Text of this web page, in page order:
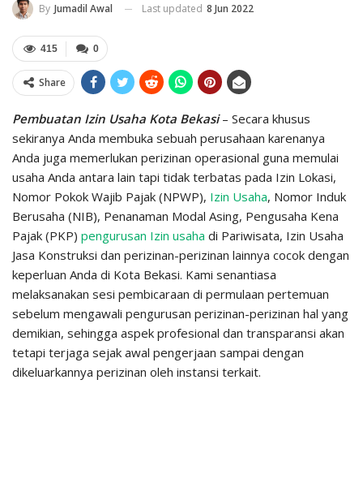
By Jumadil Awal Last updated 8 Jun 2022
0
415
Share
Pembuatan Izin Usaha Kota Bekasi– Secara khusus
sekiranya Anda membuka sebuah perusahaan karenanya
Anda juga memerlukan perizinan operasional guna memulai
usaha Anda antara lain tapi tidak terbatas pada Izin Lokasi,
Nomor Pokok Wajib Pajak (NPWP), Izin Usaha, Nomor Induk
Berusaha (NIB), Penanaman Modal Asing, Pengusaha Kena
Pajak (PKP) pengurusan Izin usaha di Pariwisata, Izin Usaha
Jasa Konstruksi dan perizinan-perizinan lainnya cocok dengan
keperluan Anda di Kota Bekasi. Kami senantiasa
melaksanakan sesi pembicaraan di permulaan pertemuan
sebelum mengawali pengurusan perizinan-perizinan hal yang
demikian, sehingga aspek profesional dan transparansi akan
tetapi terjaga sejak awal pengerjaan sampai dengan
dikeluarkannya perizinan oleh instansi terkait.